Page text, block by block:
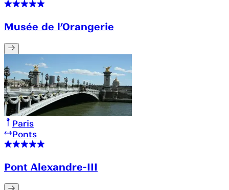
Musée de l’Orangerie
Paris
Ponts
Pont Alexandre-III